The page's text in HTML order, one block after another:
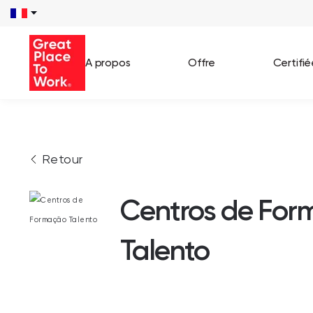
A propos Offre
Retour
Centros de
Talento